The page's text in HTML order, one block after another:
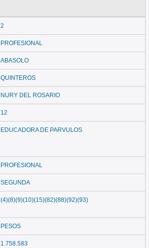
2
PROFESIONAL
ABASOLO
QUINTEROS
NURY DEL ROSARIO
12
EDUCADORA DE PARVULOS
PROFESIONAL
SEGUNDA
(4)(8)(9)(10)(15)(82)(88)(92)(93)
PESOS
1.758.583